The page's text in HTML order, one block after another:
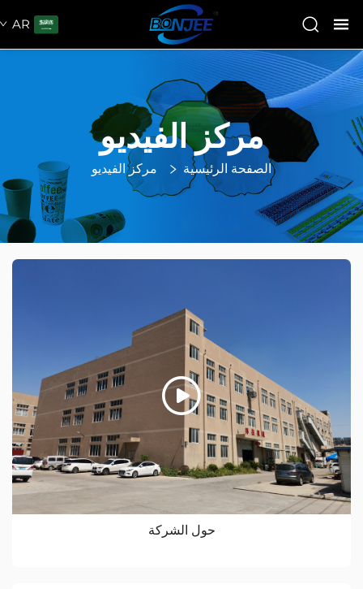
AR
مركز الفيديو
الصفحة الرئيسية مركز الفيديو
حول الشركة